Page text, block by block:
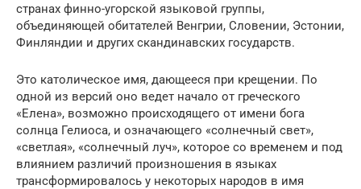
странах финно-угорской языковой группы,
объединяющей обитателей Венгрии, Словении, Эстонии,
Финляндии и других скандинавских государств.
Это католическое имя, дающееся при крещении. По
одной из версий оно ведет начало от греческого
«Елена», возможно происходящего от имени бога
солнца Гелиоса, и означающего «солнечный свет»,
«светлая», «солнечный луч», которое со временем и под
влиянием различий произношения в языках
трансформировалось у некоторых народов в имя